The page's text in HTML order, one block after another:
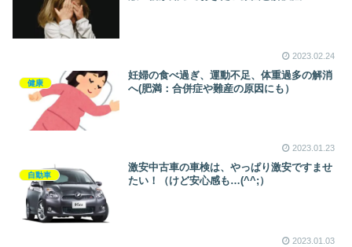
2023.02.24
健康
妊婦の食べ過ぎ、運動不足、体重過多の解消
へ(肥満：合併症や難産の原因にも）
2023.01.23
自動車
激安中古車の車検は、やっぱり激安ですませ
たい！（けど安心感も…(^^;）
2023.01.03